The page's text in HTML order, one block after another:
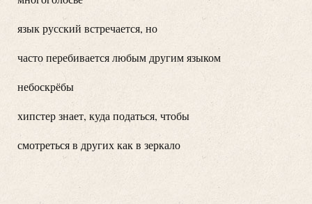
язык русский встречается, но
часто перебивается любым другим языком
небоскрёбы
хипстер знает, куда податься, чтобы
смотреться в других как в зеркало